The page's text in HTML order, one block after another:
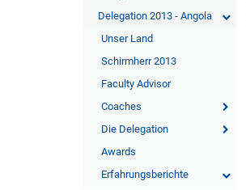
Delegation 2013 - Angola
Unser Land
Schirmherr 2013
Faculty Advisor
Coaches
Die Delegation
Awards
Erfahrungsberichte